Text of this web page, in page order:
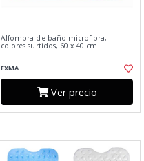
Alfombra de baño microfibra,
colores surtidos, 60 x 40 cm
EXMA
Ver precio